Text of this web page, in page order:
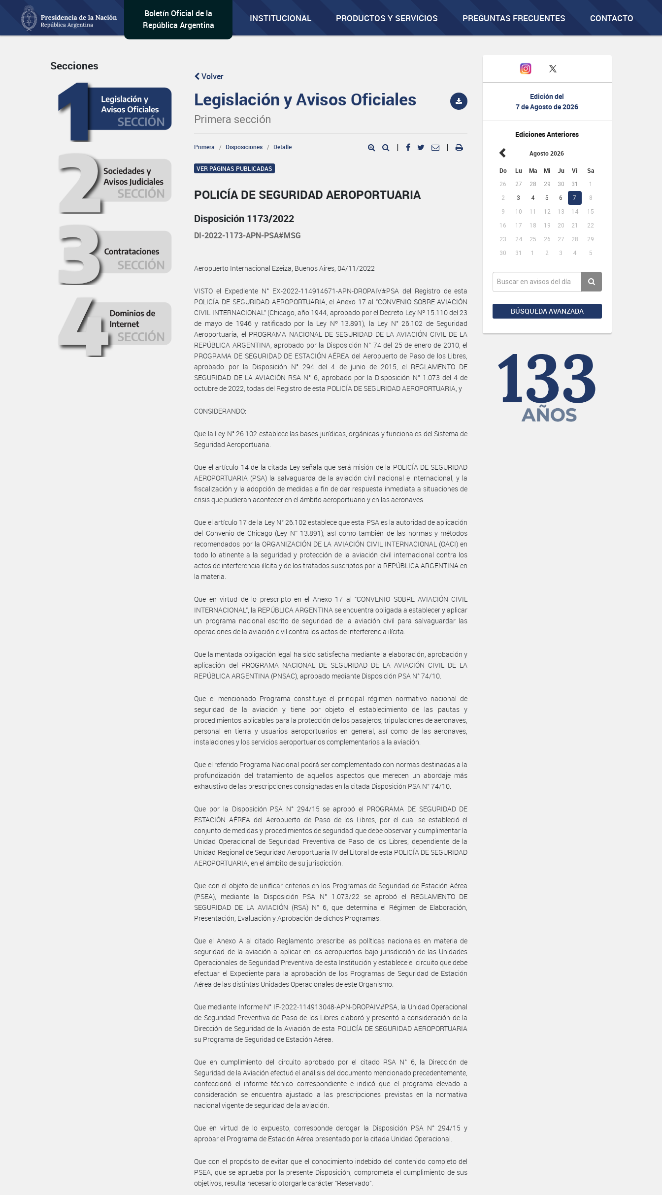
Boletín Oficial de la
República Argentina
INSTITUCIONAL PRODUCTOS Y SERVICIOS PREGUNTAS FRECUENTES CONTACTO
Edición del
7 de Agosto de 2026
Ediciones Anteriores
Agosto 2026
Do Lu Ma Mi Ju Vi Sa
26 27 28 29 30 31
1
2
3 4 5 6 7
8
9
10 11 12 13 14
15
16
17 18 19 20 21
22
23
24 25 26 27 28
29
30
31 1 2 3 4 5
BÚSQUEDA AVANZADA
Secciones
Volver
Legislación y Avisos Oficiales
Primera sección
Primera Disposiciones Detalle | |
VER PÁGINAS PUBLICADAS
POLICÍA DE SEGURIDAD AEROPORTUARIA
Disposición 1173/2022
DI-2022-1173-APN-PSA#MSG
Aeropuerto Internacional Ezeiza, Buenos Aires, 04/11/2022
VISTO el Expediente N° EX-2022-114914671-APN-DROPAIV#PSA del Registro de esta
POLICÍA DE SEGURIDAD AEROPORTUARIA, el Anexo 17 al “CONVENIO SOBRE AVIACIÓN
CIVIL INTERNACIONAL” (Chicago, año 1944, aprobado por el Decreto Ley Nº 15.110 del 23
de mayo de 1946 y ratificado por la Ley Nº 13.891), la Ley N° 26.102 de Seguridad
Aeroportuaria, el PROGRAMA NACIONAL DE SEGURIDAD DE LA AVIACIÓN CIVIL DE LA
REPÚBLICA ARGENTINA, aprobado por la Disposición N° 74 del 25 de enero de 2010, el
PROGRAMA DE SEGURIDAD DE ESTACIÓN AÉREA del Aeropuerto de Paso de los Libres,
aprobado por la Disposición N° 294 del 4 de junio de 2015, el REGLAMENTO DE
SEGURIDAD DE LA AVIACIÓN RSA N° 6, aprobado por la Disposición N° 1.073 del 4 de
octubre de 2022, todas del Registro de esta POLICÍA DE SEGURIDAD AEROPORTUARIA, y
CONSIDERANDO:
Que la Ley N° 26.102 establece las bases jurídicas, orgánicas y funcionales del Sistema de
Seguridad Aeroportuaria.
Que el artículo 14 de la citada Ley señala que será misión de la POLICÍA DE SEGURIDAD
AEROPORTUARIA (PSA) la salvaguarda de la aviación civil nacional e internacional, y la
fiscalización y la adopción de medidas a fin de dar respuesta inmediata a situaciones de
crisis que pudieran acontecer en el ámbito aeroportuario y en las aeronaves.
Que el artículo 17 de la Ley N° 26.102 establece que esta PSA es la autoridad de aplicación
del Convenio de Chicago (Ley N° 13.891), así como también de las normas y métodos
recomendados por la ORGANIZACIÓN DE LA AVIACIÓN CIVIL INTERNACIONAL (OACI) en
todo lo atinente a la seguridad y protección de la aviación civil internacional contra los
actos de interferencia ilícita y de los tratados suscriptos por la REPÚBLICA ARGENTINA en
la materia.
Que en virtud de lo prescripto en el Anexo 17 al “CONVENIO SOBRE AVIACIÓN CIVIL
INTERNACIONAL”, la REPÚBLICA ARGENTINA se encuentra obligada a establecer y aplicar
un programa nacional escrito de seguridad de la aviación civil para salvaguardar las
operaciones de la aviación civil contra los actos de interferencia ilícita.
Que la mentada obligación legal ha sido satisfecha mediante la elaboración, aprobación y
aplicación del PROGRAMA NACIONAL DE SEGURIDAD DE LA AVIACIÓN CIVIL DE LA
REPÚBLICA ARGENTINA (PNSAC), aprobado mediante Disposición PSA N° 74/10.
Que el mencionado Programa constituye el principal régimen normativo nacional de
seguridad de la aviación y tiene por objeto el establecimiento de las pautas y
procedimientos aplicables para la protección de los pasajeros, tripulaciones de aeronaves,
personal en tierra y usuarios aeroportuarios en general, así como de las aeronaves,
instalaciones y los servicios aeroportuarios complementarios a la aviación.
Que el referido Programa Nacional podrá ser complementado con normas destinadas a la
profundización del tratamiento de aquellos aspectos que merecen un abordaje más
exhaustivo de las prescripciones consignadas en la citada Disposición PSA N° 74/10.
Que por la Disposición PSA N° 294/15 se aprobó el PROGRAMA DE SEGURIDAD DE
ESTACIÓN AÉREA del Aeropuerto de Paso de los Libres, por el cual se estableció el
conjunto de medidas y procedimientos de seguridad que debe observar y cumplimentar la
Unidad Operacional de Seguridad Preventiva de Paso de los Libres, dependiente de la
Unidad Regional de Seguridad Aeroportuaria IV del Litoral de esta POLICÍA DE SEGURIDAD
AEROPORTUARIA, en el ámbito de su jurisdicción.
Que con el objeto de unificar criterios en los Programas de Seguridad de Estación Aérea
(PSEA), mediante la Disposición PSA N° 1.073/22 se aprobó el REGLAMENTO DE
SEGURIDAD DE LA AVIACIÓN (RSA) N° 6, que determina el Régimen de Elaboración,
Presentación, Evaluación y Aprobación de dichos Programas.
Que el Anexo A al citado Reglamento prescribe las políticas nacionales en materia de
seguridad de la aviación a aplicar en los aeropuertos bajo jurisdicción de las Unidades
Operacionales de Seguridad Preventiva de esta Institución y establece el circuito que debe
efectuar el Expediente para la aprobación de los Programas de Seguridad de Estación
Aérea de las distintas Unidades Operacionales de este Organismo.
Que mediante Informe N° IF-2022-114913048-APN-DROPAIV#PSA, la Unidad Operacional
de Seguridad Preventiva de Paso de los Libres elaboró y presentó a consideración de la
Dirección de Seguridad de la Aviación de esta POLICÍA DE SEGURIDAD AEROPORTUARIA
su Programa de Seguridad de Estación Aérea.
Que en cumplimiento del circuito aprobado por el citado RSA N° 6, la Dirección de
Seguridad de la Aviación efectuó el análisis del documento mencionado precedentemente,
confeccionó el informe técnico correspondiente e indicó que el programa elevado a
consideración se encuentra ajustado a las prescripciones previstas en la normativa
nacional vigente de seguridad de la aviación.
Que en virtud de lo expuesto, corresponde derogar la Disposición PSA N° 294/15 y
aprobar el Programa de Estación Aérea presentado por la citada Unidad Operacional.
Que con el propósito de evitar que el conocimiento indebido del contenido completo del
PSEA, que se aprueba por la presente Disposición, comprometa el cumplimiento de sus
objetivos, resulta necesario otorgarle carácter “Reservado”.